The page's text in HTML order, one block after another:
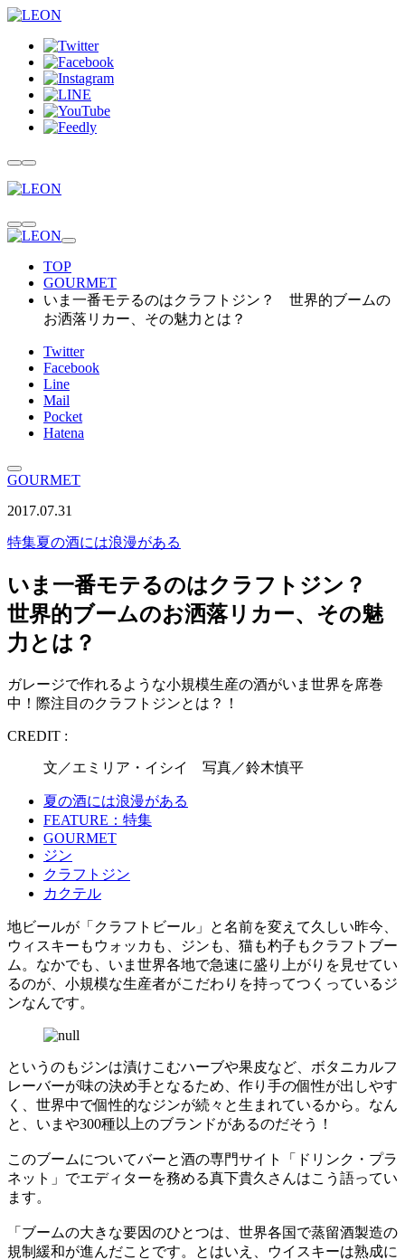
TOP
GOURMET
いま一番モテるのはクラフトジン？ 世界的ブームの
お洒落リカー、その魅力とは？
Twitter
Facebook
Line
Mail
Pocket
Hatena
GOURMET
2017.07.31
特集夏の酒には浪漫がある
いま一番モテるのはクラフトジン？
世界的ブームのお洒落リカー、その魅
力とは？
ガレージで作れるような小規模生産の酒がいま世界を席巻
中！際注目のクラフトジンとは？！
CREDIT :
文／エミリア・イシイ 写真／鈴木慎平
夏の酒には浪漫がある
FEATURE：特集
GOURMET
ジン
クラフトジン
カクテル
地ビールが「クラフトビール」と名前を変えて久しい昨今、
ウィスキーもウォッカも、ジンも、猫も杓子もクラフトブー
ム。なかでも、いま世界各地で急速に盛り上がりを見せてい
るのが、小規模な生産者がこだわりを持ってつくっているジ
ンなんです。
というのもジンは漬けこむハーブや果皮など、ボタニカルフ
レーバーが味の決め手となるため、作り手の個性が出しやす
く、世界中で個性的なジンが続々と生まれているから。なん
と、いまや300種以上のブランドがあるのだそう！
このブームについてバーと酒の専門サイト「ドリンク・プラ
ネット」でエディターを務める真下貴久さんはこう語ってい
ます。
「ブームの大きな要因のひとつは、世界各国で蒸留酒製造の
規制緩和が進んだことです。とはいえ、ウイスキーは熟成に